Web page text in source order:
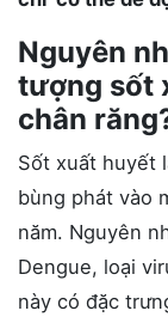
Nguyên
tượng sốt
chân
Sốt xuất huyết
bùng phát vào
năm. Nguyên
Dengue, loại
này có đặc